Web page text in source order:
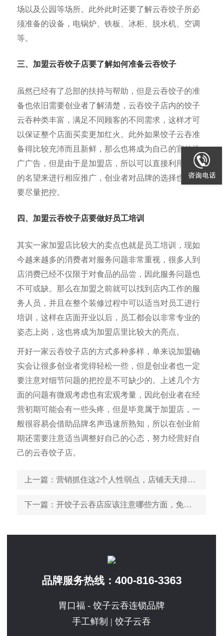
场以及公园等场所。此外此时还要了解云吞饺子所必
须准备的设备，电锅炉、铁板、冰柜、脱水机、空调
等。
三、加盟云吞饺子店要了解如何准备云吞饺子
虽然已经有了总部的扶持与帮助，但是云吞饺子的准
备也依旧需要创业者了解清楚，云吞饺子店内的饺子
云吞种类丰富，满足不同顾客的不同需求，这样才可
以保证整个店面买卖更加红火。此外如果饺子云吞准
备得比较充沛而且新鲜，那么也将成为自己的宣传推
广广告，但是由于是加盟店，所以可以直接利用品牌
的名望来进行相应推广，创业者对品牌的选择也一定
要尽量把控。
四、加盟云吞饺子店要做好员工培训
其实一家加盟店比较大的卖点也就是员工培训，现如
今越来越多的消费者对服务问题非常重视，很多人到
店消费已经不仅限于对食品的品尝，因此服务问题也
不可或缺。那么在加盟之前就可以找到店内工作的服
务人员，并且在整个装修过程中可以适当对员工进行
培训，这样在店面开业以后，员工都会以非常专业的
姿态上岗，这也将成为加盟店里比较大的亮点。
开好一家云吞饺子店的方式多种多样，单来说加盟确
实会让很多创业者觉得轻松一些，但是创业者也一定
要注意对细节问题的把控是不可缺少的。上述几个方
面的问题有微观考虑也有宏观考量，因此创业者在经
营初期可能会有一些头疼，但是毕竟属于加盟店，一
般很容易会借助品牌名声迅速所熟知，所以在创业前
期还需要注意适当调整好自己的心态，努力经营好自
己的云吞饺子店。
上一篇 ：营销抓住这2个人性弱点，店铺天天排长队
下一篇 ：开饺子云吞店应该注意哪些方面，免费分享开店营销
品牌服务热线： 400-816-3363
胃口福 - 饺子云吞连锁品牌
手工鲜制 | 饺子云吞